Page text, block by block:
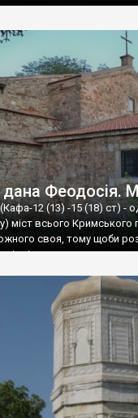
Феодосія.
12 (13) -15 (18) ст) -
міст всього Кримського
своя, тому щоби
це